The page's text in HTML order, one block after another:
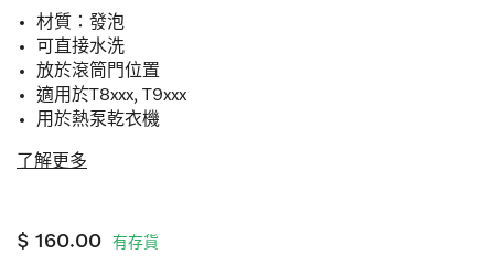
材質：發泡
可直接水洗
放於滾筒門位置
適用於T8xxx, T9xxx
用於熱泵乾衣機
了解更多
$ 160.00 有存貨